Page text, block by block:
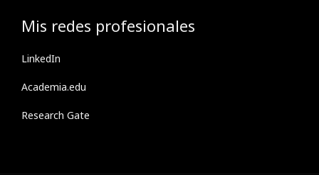
Mis redes profesionales
LinkedIn
Academia.edu
Research Gate